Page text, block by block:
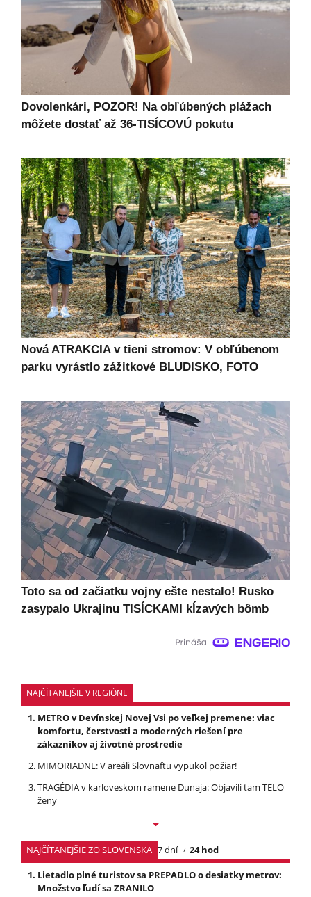
Dovolenkári, POZOR! Na obľúbených plážach
môžete dostať až 36-TISÍCOVÚ pokutu
Nová ATRAKCIA v tieni stromov: V obľúbenom
parku vyrástlo zážitkové BLUDISKO, FOTO
Toto sa od začiatku vojny ešte nestalo! Rusko
zasypalo Ukrajinu TISÍCKAMI kĺzavých bômb
NAJČÍTANEJŠIE V REGIÓNE
METRO v Devínskej Novej Vsi po veľkej premene: viac
komfortu, čerstvosti a moderných riešení pre
zákazníkov aj životné prostredie
MIMORIADNE: V areáli Slovnaftu vypukol požiar!
TRAGÉDIA v karloveskom ramene Dunaja: Objavili tam TELO
ženy
NAJČÍTANEJŠIE ZO SLOVENSKA 7 dní
24 hod
Lietadlo plné turistov sa PREPADLO o desiatky metrov:
Množstvo ľudí sa ZRANILO